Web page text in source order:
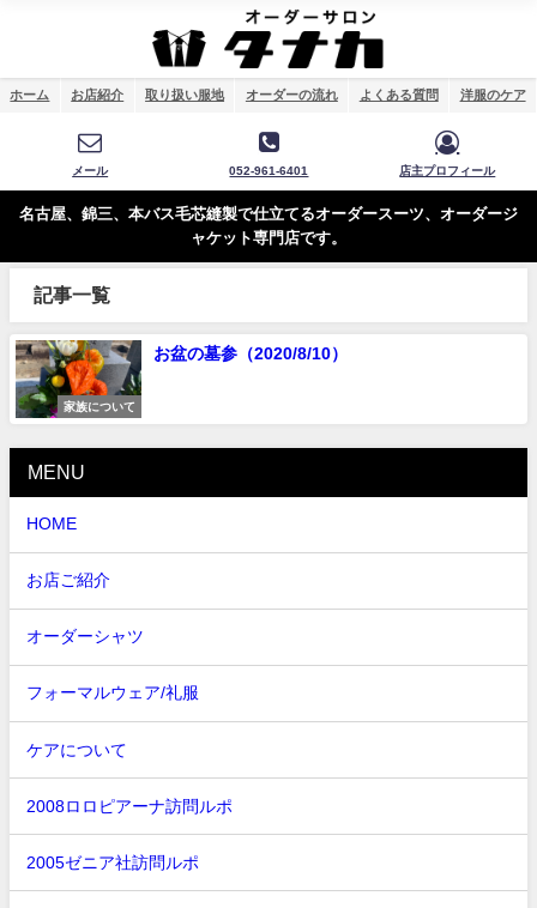
ホーム お店紹介 取り扱い服地 オーダーの流れ よくある質問 洋服のケア
メール 052-961-6401 店主プロフィール
名古屋、錦三、本バス毛芯縫製で仕立てるオーダースーツ、オーダージ
ャケット専門店です。
記事一覧
家族について
お盆の墓参（2020/8/10）
MENU
HOME
お店ご紹介
オーダーシャツ
フォーマルウェア/礼服
ケアについて
2008ロロピアーナ訪問ルポ
2005ゼニア社訪問ルポ